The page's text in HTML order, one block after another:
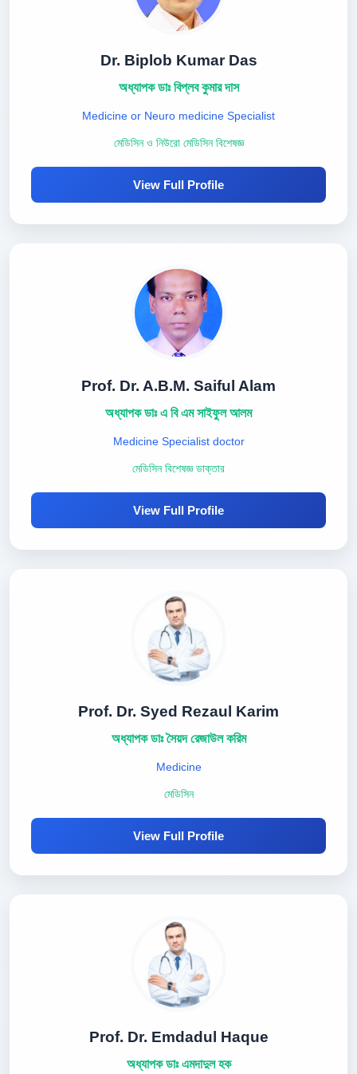
Dr. Biplob Kumar Das
অধ্যাপক ডাঃ বিপ্লব কুমার দাস
Medicine or Neuro medicine Specialist
মেডিসিন ও নিউরো মেডিসিন বিশেষজ্ঞ
View Full Profile
Prof. Dr. A.B.M. Saiful Alam
অধ্যাপক ডাঃ এ বি এম সাইফুল আলম
Medicine Specialist doctor
মেডিসিন বিশেষজ্ঞ ডাক্তার
View Full Profile
Prof. Dr. Syed Rezaul Karim
অধ্যাপক ডাঃ সৈয়দ রেজাউল করিম
Medicine
মেডিসিন
View Full Profile
Prof. Dr. Emdadul Haque
অধ্যাপক ডাঃ এমদাদুল হক